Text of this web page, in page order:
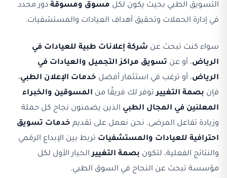
التسويق الطبي بحيث يكون لكلمسوق ومسوقةدور محدد
في إدارة الحملات وتحقيق أهداف العيادات والمستشفيات.
سواء كنت تبحث عنشركة إعلانات طبية للعيادات في
الرياض، أو عنتسويق مراكز التجميل والعيادات في
الرياض، أو ترغب في استثمار أفضلخدمات الإعلان الطبي،
فإنبصمة التغييرتوفر لك فريقًا منالمسوقين والخبراء
المعلنين في المجال الطبيالذين يضمنون نجاح كل حملة
وزيادة تفاعل المرضى. نحن نعمل على تقديمخدمات تسويق
احترافية للعيادات والمستشفياتتربط بين الإبداع الرقمي
والنتائج الفعلية، لتكونبصمة التغييرالخيار الأول لكل
مؤسسة تبحث عن النجاح في السوق الطبي.